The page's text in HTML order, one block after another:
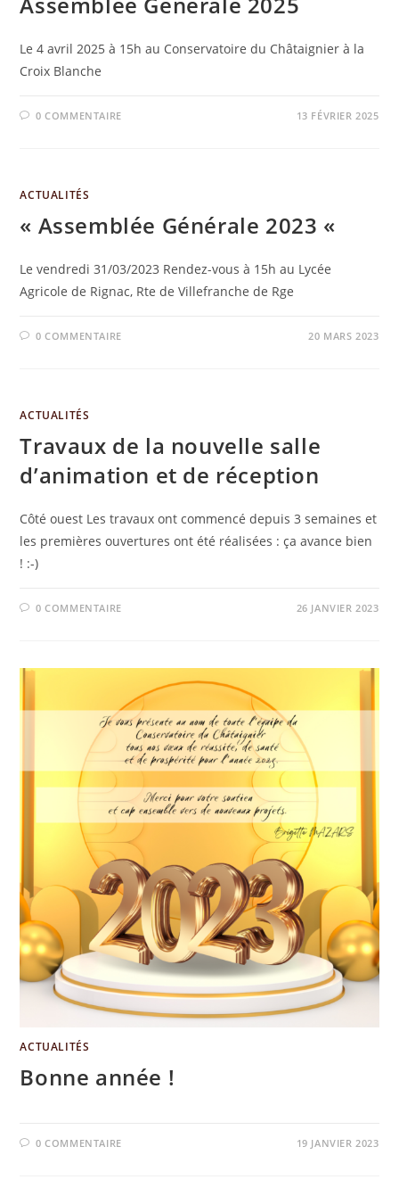
Le 4 avril 2025 à 15h au Conservatoire du Châtaignier à la
Croix Blanche
0 COMMENTAIRE 13 FÉVRIER 2025
ACTUALITÉS
« Assemblée Générale 2023 «
Le vendredi 31/03/2023 Rendez-vous à 15h au Lycée
Agricole de Rignac, Rte de Villefranche de Rge
0 COMMENTAIRE 20 MARS 2023
ACTUALITÉS
Travaux de la nouvelle salle
d’animation et de réception
Côté ouest Les travaux ont commencé depuis 3 semaines et
les premières ouvertures ont été réalisées : ça avance bien
! :-)
0 COMMENTAIRE 26 JANVIER 2023
ACTUALITÉS
Bonne année !
0 COMMENTAIRE 19 JANVIER 2023